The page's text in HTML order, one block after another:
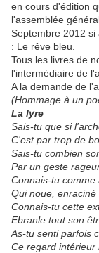
en cours d'édition
l'assemblée
Septembre 2012 si
: Le rêve bleu.
Tous les livres de
l'intermédiaire de
A la demande de
(Hommage à un
La lyre
Sais-tu que si
C'est par trop de
Sais-tu combien
Par un geste
Connais-tu
Qui noue,
Connais-tu cette
Ebranle tout son
As-tu senti parfois
Ce regard